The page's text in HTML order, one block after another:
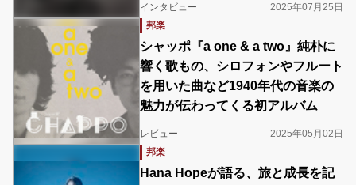
インタビュー
2025年07月25日
邦楽
シャッポ『a one & a two』純朴に
響く歌もの、シロフォンやフルート
を用いた曲など1940年代の音楽の
魅力が伝わってくる初アルバム
レビュー
2025年05月02日
邦楽
Hana Hopeが語る、旅と成長を記